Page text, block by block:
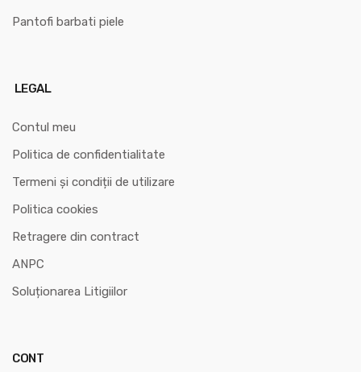
Pantofi barbati piele
LEGAL
Contul meu
Politica de confidentialitate
Termeni și condiții de utilizare
Politica cookies
Retragere din contract
ANPC
Soluționarea Litigiilor
CONT